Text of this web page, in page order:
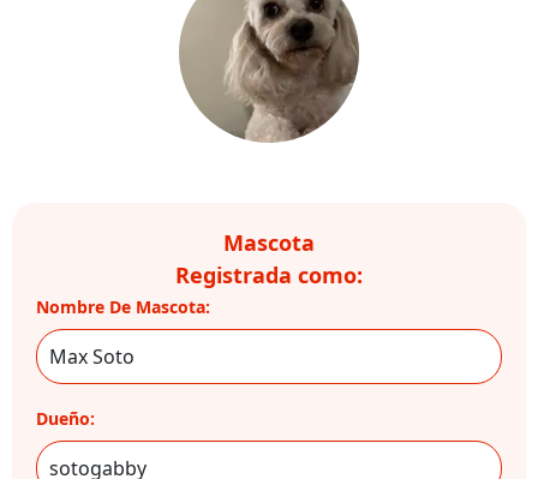
Mascota
Registrada como:
Nombre De Mascota:
Dueño: